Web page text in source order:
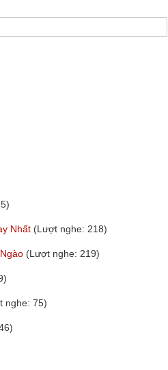
Nhất (Lượt nghe: 218)
(Lượt nghe: 219)
nghe: 75)